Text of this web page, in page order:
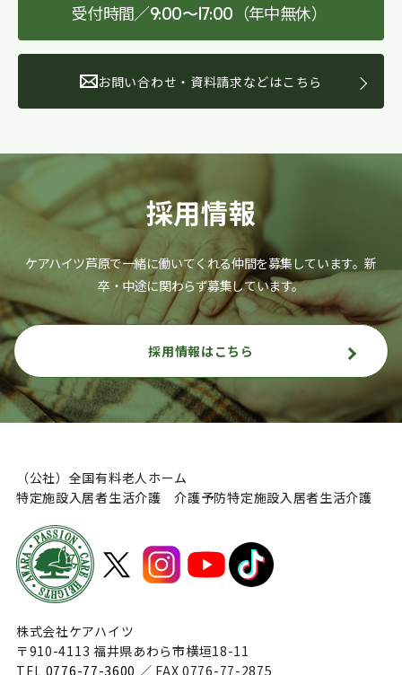
受付時間／9:00〜17:00 （年中無休）
お問い合わせ・資料請求などはこちら
採用情報
ケアハイツ芦原で一緒に働いてくれる仲間を募集しています。新
卒・中途に関わらず募集しています。
採用情報はこちら
（公社）全国有料老人ホーム
特定施設入居者生活介護 介護予防特定施設入居者生活介護
株式会社ケアハイツ
〒910-4113 福井県あわら市横垣18-11
TEL 0776-77-3600 ／ FAX 0776-77-2875